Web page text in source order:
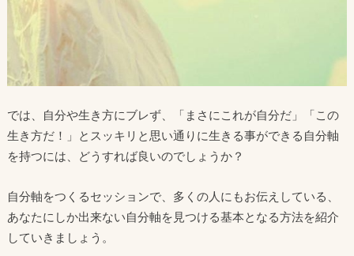
では、自分や生き方にブレず、「まさにこれが自分だ」「この
生き方だ！」とスッキリと思い通りに生きる事ができる自分軸
を持つには、どうすれば良いのでしょうか？
自分軸をつくるセッションで、多くの人にもお伝えしている、
あなたにしか出来ない自分軸を見つける基本となる方法を紹介
していきましょう。